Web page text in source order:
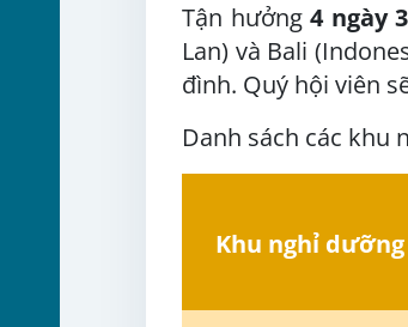
Tận hưởng4 ngày
Lan) và Bali
đình. Quý hội viên
Danh sách các khu
Khu nghỉ dưỡng